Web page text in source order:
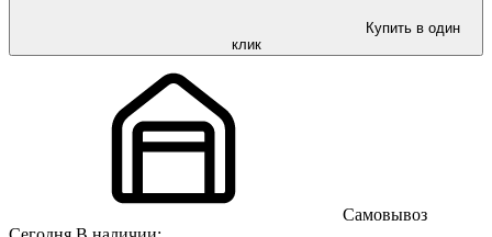
Купить в один
клик
Самовывоз